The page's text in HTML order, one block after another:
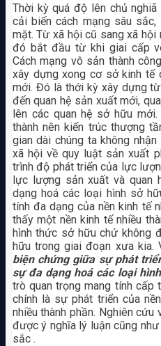
Thời kỳ quá độ lên chủ
cải biến cách mạng sâu
mặt. Từ xã hội cũ sang xã hội
đó bắt đầu từ khi giai cấp
Cách mạng vô sản thành
xây dựng xong cơ sở kinh
mới. Đó là thới kỳ xây dựng
đến quan hệ sản xuất mới,
lên các quan hệ sở hữu
thành nên kiến trúc thượng
gian dài chúng ta không
xã hội về quy luật sản xuất
trình độ phát triển của lực
lực lượng sản xuất và quan
dạng hoá các loại hình sở
tính đa dạng của nền kinh tế
thấy một nền kinh tế nhiều
hình thức sở hữu chứ không
hữu trong giai đoạn xưa kia.
biện chứng giữa sự phát
sự đa dạng hoá các loại
trò quan trọng mang tính
chính là sự phát triển của
nhiều thành phần. Nghiên
được ý nghĩa lý luận cũng
sắc .